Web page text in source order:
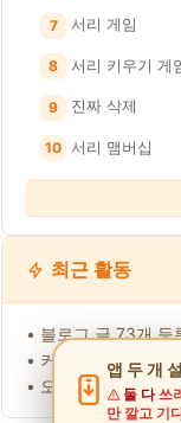
7 서리 게임
8 서리 키우기 게
9 진짜 삭제
10 서리 맴버십
최근 활동
• 블로그 글 73개 등
• 커뮤니티 글1.2천
• 오늘 방문자 875명
앱 두 개
둘 다쓰
만 깔고 기